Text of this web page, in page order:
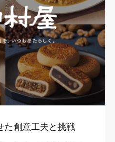
た創意工夫と挑戦